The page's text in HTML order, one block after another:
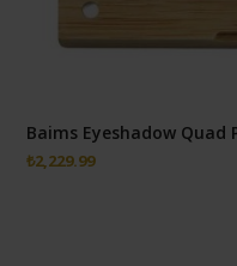
Baims Eyeshadow Quad
₺2,229.99